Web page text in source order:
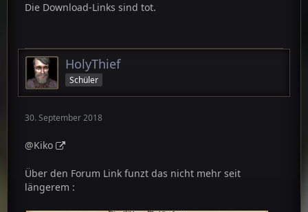
Die Download-Links sind tot.
HolyThief
Schüler
30. September 2018
@Kiko
Über den Forum Link funzt das nicht mehr seit
längerem :